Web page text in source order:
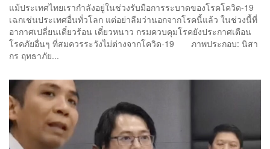
แม้ประเทศไทยเรากำลังอยู่ในช่วงรับมือการระบาดของโรคโควิด-19
เฉกเช่นประเทศอื่นทั่วโลก แต่อย่าลืมว่านอกจากโรคนี้แล้ว ในช่วงนี้ที่
อากาศเปลี่ยนเดี๋ยวร้อน เดี๋ยวหนาว กรมควบคุมโรคยังประกาศเตือน
โรคภัยอื่นๆ ที่สมควรระวังไม่ต่างจากโควิด-19 ภาพประกอบ: นิสา
กร ฤทธาภัย...